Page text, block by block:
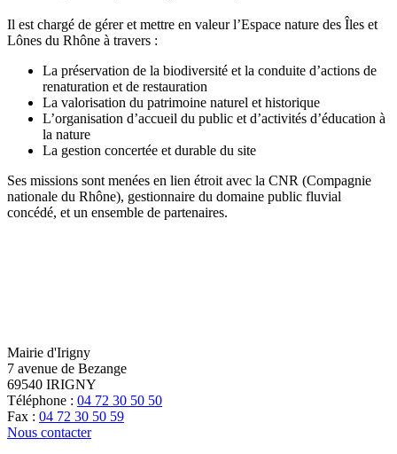
Il est chargé de gérer et mettre en valeur l’Espace nature des Îles et
Lônes du Rhône à travers :
La préservation de la biodiversité et la conduite d’actions de
renaturation et de restauration
La valorisation du patrimoine naturel et historique
L’organisation d’accueil du public et d’activités d’éducation à
la nature
La gestion concertée et durable du site
Ses missions sont menées en lien étroit avec la CNR (Compagnie
nationale du Rhône), gestionnaire du domaine public fluvial
concédé, et un ensemble de partenaires.
Mairie d'Irigny
7 avenue de Bezange
69540 IRIGNY
Téléphone : 04 72 30 50 50
Fax : 04 72 30 50 59
Nous contacter